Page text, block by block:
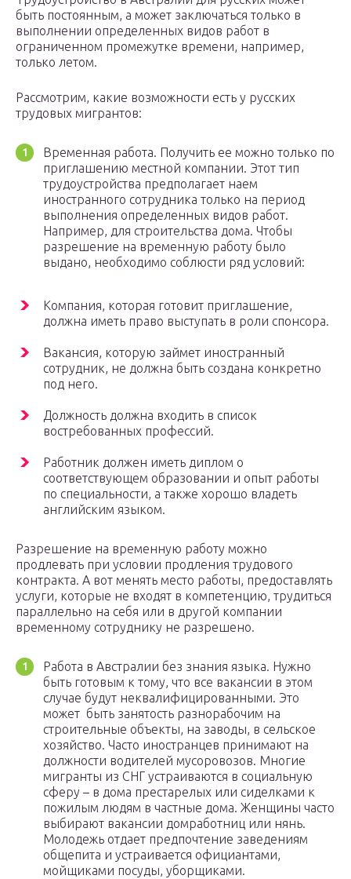
быть постоянным, а может заключаться только в
выполнении определенных видов работ в
ограниченном промежутке времени, например,
только летом.
Рассмотрим, какие возможности есть у русских
трудовых мигрантов:
Временная работа. Получить ее можно только по
приглашению местной компании. Этот тип
трудоустройства предполагает наем
иностранного сотрудника только на период
выполнения определенных видов работ.
Например, для строительства дома. Чтобы
разрешение на временную работу было
выдано, необходимо соблюсти ряд условий:
Компания, которая готовит приглашение,
должна иметь право выступать в роли спонсора.
Вакансия, которую займет иностранный
сотрудник, не должна быть создана конкретно
под него.
Должность должна входить в список
востребованных профессий.
Работник должен иметь диплом о
соответствующем образовании и опыт работы
по специальности, а также хорошо владеть
английским языком.
Разрешение на временную работу можно
продлевать при условии продления трудового
контракта. А вот менять место работы, предоставлять
услуги, которые не входят в компетенцию, трудиться
параллельно на себя или в другой компании
временному сотруднику не разрешено.
Работа в Австралии без знания языка. Нужно
быть готовым к тому, что все вакансии в этом
случае будут неквалифицированными. Это
может быть занятость разнорабочим на
строительные объекты, на заводы, в сельское
хозяйство. Часто иностранцев принимают на
должности водителей мусоровозов. Многие
мигранты из СНГ устраиваются в социальную
сферу – в дома престарелых или сиделками к
пожилым людям в частные дома. Женщины часто
выбирают вакансии домработниц или нянь.
Молодежь отдает предпочтение заведениям
общепита и устраивается официантами,
мойщиками посуды, уборщиками.